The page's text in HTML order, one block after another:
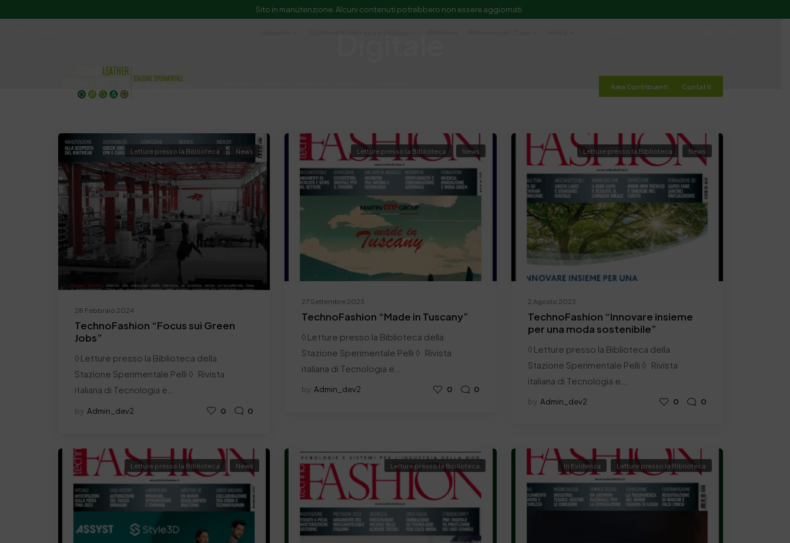
Sito in manutenzione. Alcuni contenuti potrebbero non essere aggiornati.
Area Contribuenti Contatti
28 Febbraio 2024
Letture presso la Biblioteca News
TechnoFashion “Focus sui Green
Jobs”
◊ Letture presso la Biblioteca della
Stazione Sperimentale Pelli ◊ Rivista
italiana di Tecnologia e…
by Admin_dev2 0 0
27 Settembre 2023
Letture presso la Biblioteca News
TechnoFashion “Made in Tuscany”
◊ Letture presso la Biblioteca della
Stazione Sperimentale Pelli ◊ Rivista
italiana di Tecnologia e…
by Admin_dev2 0 0
2 Agosto 2023
Letture presso la Biblioteca News
TechnoFashion “Innovare insieme
per una moda sostenibile”
◊ Letture presso la Biblioteca della
Stazione Sperimentale Pelli ◊ Rivista
italiana di Tecnologia e…
by Admin_dev2 0 0
Letture presso la Biblioteca News Letture presso la Biblioteca In Evidenza Letture presso la Biblioteca